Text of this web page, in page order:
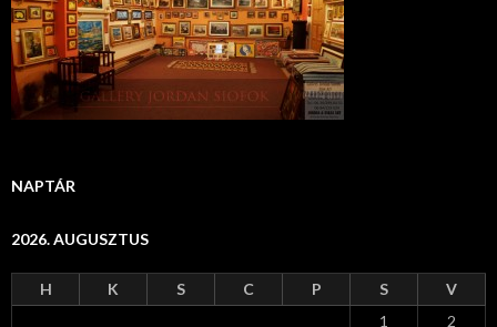
NAPTÁR
2026. AUGUSZTUS
H K S C P S
V
1
2